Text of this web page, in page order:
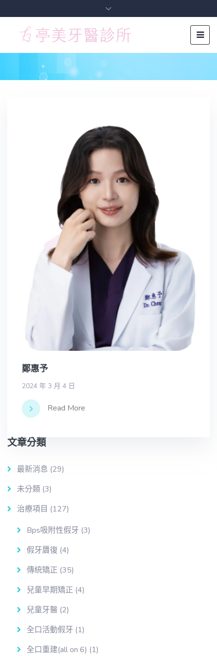
鄭惠予
2024 年 3 月 4 日
Read More
文章分類
最新消息 (29)
未分類 (3)
治療項目 (127)
Bps吸附性假牙 (3)
假牙贗復 (4)
傳統矯正 (35)
兒童早期矯正 (4)
兒童牙醫 (2)
全口活動假牙 (1)
全口重建(all on 6) (1)